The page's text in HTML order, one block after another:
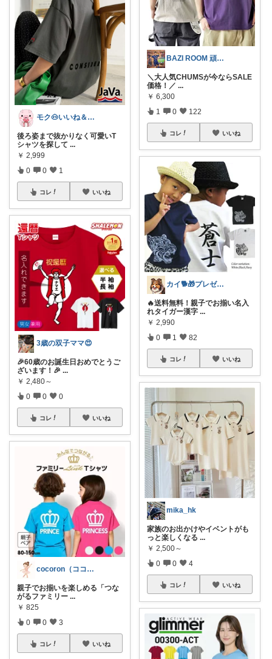
モク🐽いいね＆フォローに感謝💕
後ろ姿まで抜かりなく可愛いT
シャツを探して ...
￥ 2,999
0 0 1
コレ いいね
3歳の双子ママ😍
🎉60歳のお誕生日おめでとうご
ざいます！🎉 ...
￥ 2,480～
0 0 0
コレ いいね
cocoron（ココロン）
親子でお揃いを楽しめる「つな
がるファミリー ...
￥ 825
0 0 3
コレ いいね
BAZI ROOM 頑張れ🇯🇵📢
＼大人気CHUMSが今ならSALE
価格！／ ...
￥ 6,300
1 0 122
コレ いいね
カイ🐕🎁プレゼント
🔥送料無料！親子でお揃い名入
れタイガー漢字 ...
￥ 2,990
0 1 82
コレ いいね
mika_hk
家族のお出かけやイベントがも
っと楽しくなる ...
￥ 2,500～
0 0 4
コレ いいね